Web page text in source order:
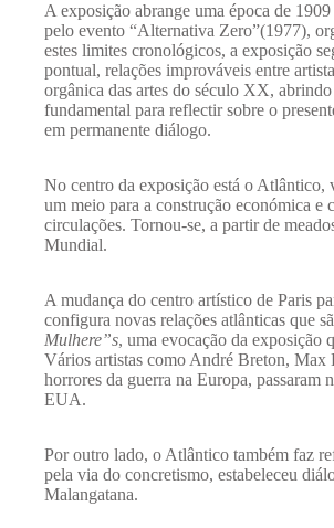
A exposição abrange uma época de
pelo evento “Alternativa Zero”(1977),
estes limites cronológicos, a exposição
pontual, relações improváveis entre
orgânica das artes do século XX,
fundamental para reflectir sobre o
em permanente diálogo.
No centro da exposição está o Atlântico,
um meio para a construção económica
circulações. Tornou-se, a partir de
Mundial.
A mudança do centro artístico de Paris
configura novas relações atlânticas que
Mulhere”s, uma evocação da
Vários artistas como André Breton,
horrores da guerra na Europa, passaram
EUA.
Por outro lado, o Atlântico também faz
pela via do concretismo, estabeleceu
Malangatana.